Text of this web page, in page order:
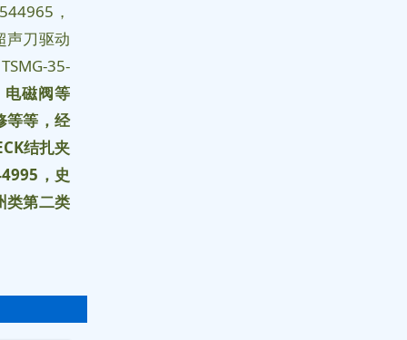
，
声刀驱动
35-
磁阀等
等等，经
结扎夹
，史
类第二类